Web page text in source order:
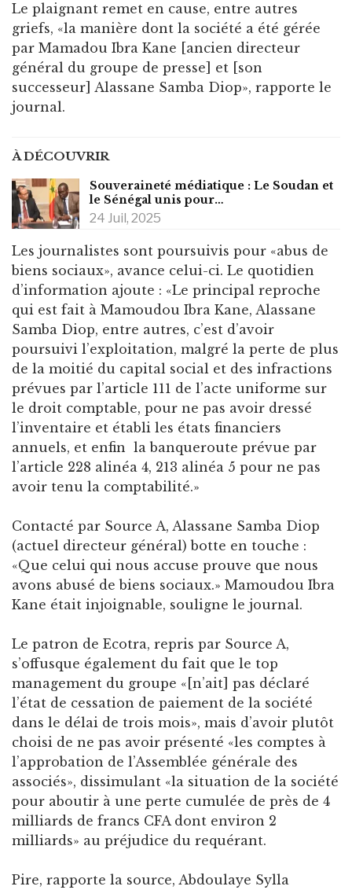
Le plaignant remet en cause, entre autres
griefs, «la manière dont la société a été gérée
par Mamadou Ibra Kane [ancien directeur
général du groupe de presse] et [son
successeur] Alassane Samba Diop», rapporte le
journal.
À DÉCOUVRIR
Souveraineté médiatique : Le Soudan et
le Sénégal unis pour…
24 Juil, 2025
Les journalistes sont poursuivis pour «abus de
biens sociaux», avance celui-ci. Le quotidien
d’information ajoute : «Le principal reproche
qui est fait à Mamoudou Ibra Kane, Alassane
Samba Diop, entre autres, c’est d’avoir
poursuivi l’exploitation, malgré la perte de plus
de la moitié du capital social et des infractions
prévues par l’article 111 de l’acte uniforme sur
le droit comptable, pour ne pas avoir dressé
l’inventaire et établi les états financiers
annuels, et enfin la banqueroute prévue par
l’article 228 alinéa 4, 213 alinéa 5 pour ne pas
avoir tenu la comptabilité.»
Contacté par Source A, Alassane Samba Diop
(actuel directeur général) botte en touche :
«Que celui qui nous accuse prouve que nous
avons abusé de biens sociaux.» Mamoudou Ibra
Kane était injoignable, souligne le journal.
Le patron de Ecotra, repris par Source A,
s’offusque également du fait que le top
management du groupe «[n’ait] pas déclaré
l’état de cessation de paiement de la société
dans le délai de trois mois», mais d’avoir plutôt
choisi de ne pas avoir présenté «les comptes à
l’approbation de l’Assemblée générale des
associés», dissimulant «la situation de la société
pour aboutir à une perte cumulée de près de 4
milliards de francs CFA dont environ 2
milliards» au préjudice du requérant.
Pire, rapporte la source, Abdoulaye Sylla